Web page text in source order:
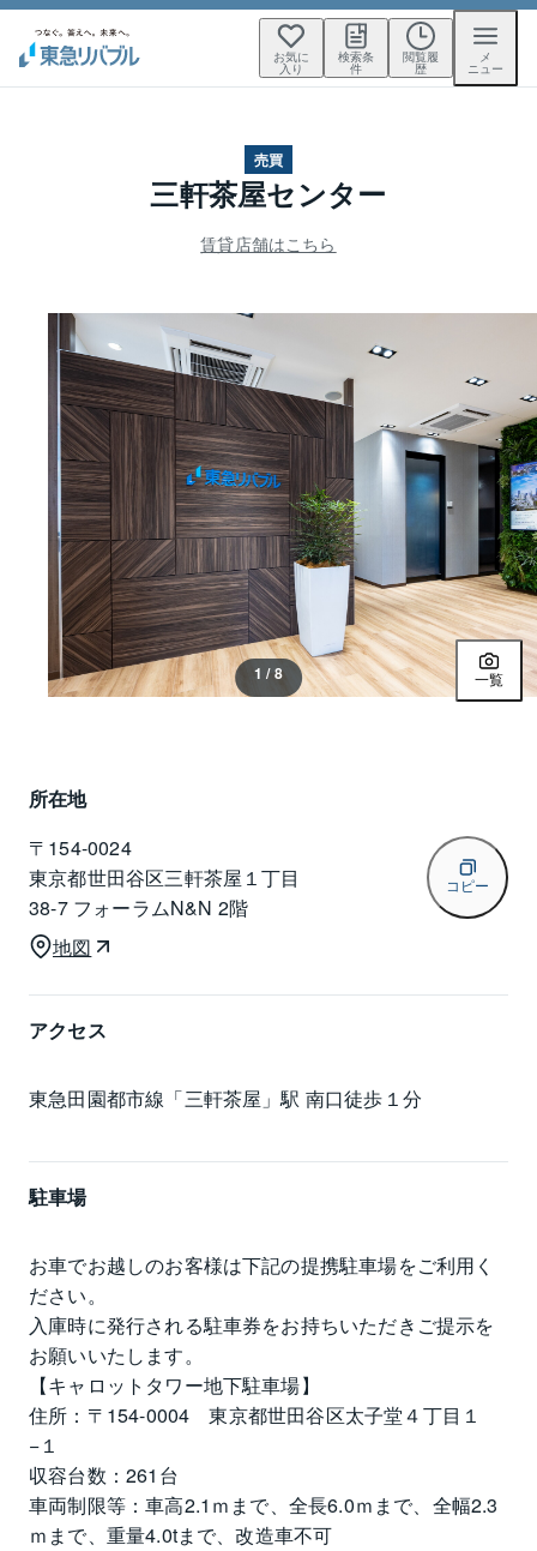
お気に
入り
検索条
件
閲覧履
歴
メ
ニュー
売買
三軒茶屋センター
賃貸店舗はこちら
1 / 8 一覧
所在地
〒 154-0024
東京都世田谷区三軒茶屋１丁目
38-7 フォーラムN&N 2階
コピー
地図
アクセス
東急田園都市線「三軒茶屋」駅 南口徒歩１分
駐車場
お車でお越しのお客様は下記の提携駐車場をご利用く
ださい。
入庫時に発行される駐車券をお持ちいただきご提示を
お願いいたします。
【キャロットタワー地下駐車場】
住所：〒154-0004　東京都世田谷区太子堂４丁目１
−１
収容台数：261台
車両制限等：車高2.1ｍまで、全長6.0ｍまで、全幅2.3
ｍまで、重量4.0tまで、改造車不可